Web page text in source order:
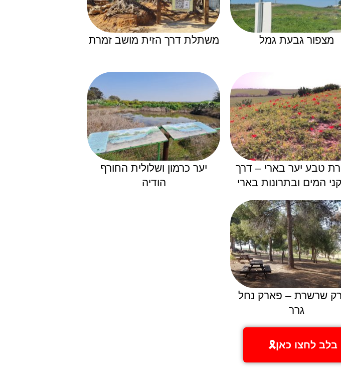
מצפור גבעת גמל משתלת דרך הזית מושב זמרת
טבע יער בארי – דרך
המים ובתרונות בארי
יער כרמון ושלולית החורף
הודיה
שרשרת – פארק נחל
גרר
לחצו כאן🎗️